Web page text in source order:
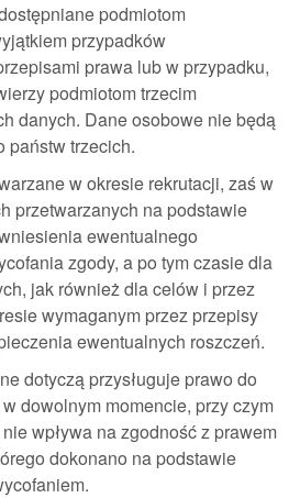
podmiotom
przypadków
prawa lub w przypadku,
podmiotom trzecim
danych. Dane osobowe nie będą
państw trzecich.
w okresie rekrutacji, zaś w
przetwarzanych na podstawie
ewentualnego
zgody, a po tym czasie dla
jak również dla celów i przez
wymaganym przez przepisy
ewentualnych roszczeń.
dotyczą przysługuje prawo do
dowolnym momencie, przy czym
wpływa na zgodność z prawem
dokonano na podstawie